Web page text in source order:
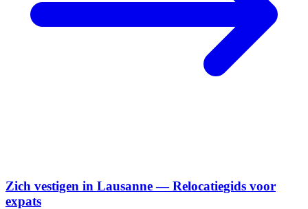
Zich vestigen in Lausanne — Relocatiegids voor
expats